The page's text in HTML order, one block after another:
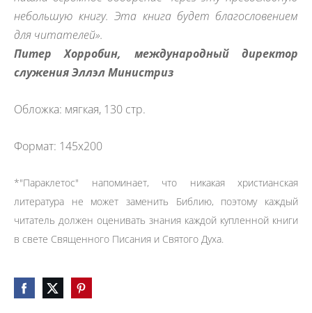
небольшую книгу. Эта книга будет благословением
для читателей».
Питер Хорробин, международный директор
служения Эллэл Министриз
Обложка: мягкая, 130 стр.
Формат: 145x200
*"Параклетос" напоминает, что никакая христианская
литература не может заменить Библию, поэтому каждый
читатель должен оценивать знания каждой купленной книги
в свете Священного Писания и Святого Духа.